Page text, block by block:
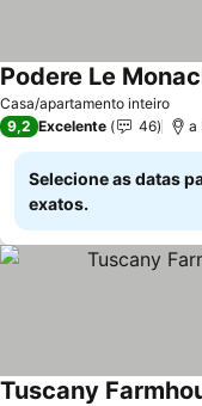
Casa/apartamento inteiro
Podere Le
9,2 Excelente 46 a
Selecione as datas
exatos.
Tuscany